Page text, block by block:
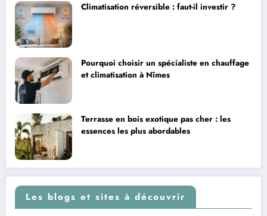
Climatisation réversible : faut-il investir ?
Pourquoi choisir un spécialiste en chauffage
et climatisation à Nîmes
Terrasse en bois exotique pas cher : les
essences les plus abordables
Les blogs et sites à découvrir